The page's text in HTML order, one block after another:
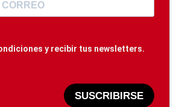
y recibir tus newsletters.
SUSCRIBIRSE